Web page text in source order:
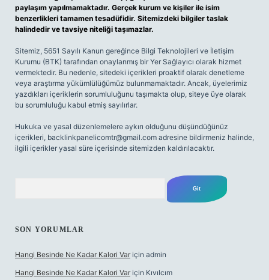
paylaşım yapılmamaktadır. Gerçek kurum ve kişiler ile isim
benzerlikleri tamamen tesadüfidir. Sitemizdeki bilgiler taslak
halindedir ve tavsiye niteliği taşımazlar.
Sitemiz, 5651 Sayılı Kanun gereğince Bilgi Teknolojileri ve İletişim
Kurumu (BTK) tarafından onaylanmış bir Yer Sağlayıcı olarak hizmet
vermektedir. Bu nedenle, sitedeki içerikleri proaktif olarak denetleme
veya araştırma yükümlülüğümüz bulunmamaktadır. Ancak, üyelerimiz
yazdıkları içeriklerin sorumluluğunu taşımakta olup, siteye üye olarak
bu sorumluluğu kabul etmiş sayılırlar.
Hukuka ve yasal düzenlemelere aykırı olduğunu düşündüğünüz
içerikleri, backlinkpanelicomtr@gmail.com adresine bildirmeniz halinde,
ilgili içerikler yasal süre içerisinde sitemizden kaldırılacaktır.
SON YORUMLAR
Hangi Besinde Ne Kadar Kalori Var için admin
Hangi Besinde Ne Kadar Kalori Var için Kıvılcım